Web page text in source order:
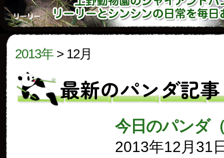
2013年 > 12月
最新のパンダ記事
今日のパンダ
2013年12月31